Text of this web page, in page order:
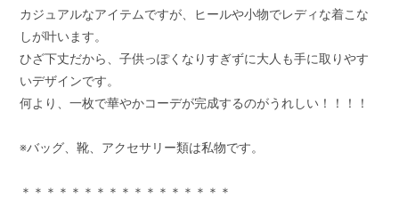
カジュアルなアイテムですが、ヒールや小物でレディな着こな
しが叶います。
ひざ下丈だから、子供っぽくなりすぎずに大人も手に取りやす
いデザインです。
何より、一枚で華やかコーデが完成するのがうれしい！！！！
※バッグ、靴、アクセサリー類は私物です。
＊＊＊＊＊＊＊＊＊＊＊＊＊＊＊＊＊